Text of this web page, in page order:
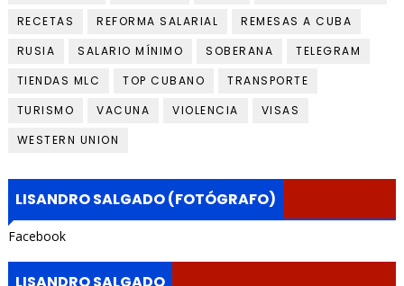
RECETAS
REFORMA SALARIAL
REMESAS A CUBA
RUSIA
SALARIO MÍNIMO SOBERANA
TELEGRAM
TIENDAS MLC
TOP CUBANO
TRANSPORTE
TURISMO
VACUNA VIOLENCIA
VISAS
WESTERN UNION
LISANDRO SALGADO (FOTÓGRAFO)
Facebook